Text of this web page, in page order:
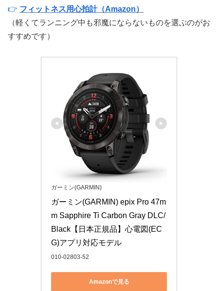
👉 フィットネス用心拍計（Amazon）
（軽くてランニング中も邪魔にならないものを選ぶのがお
すすめです）
ガーミン(GARMIN)
ガーミン(GARMIN) epix Pro 47m
m Sapphire Ti Carbon Gray DLC/
Black【日本正規品】心電図(EC
G)アプリ対応モデル
010-02803-52
Amazonで見る